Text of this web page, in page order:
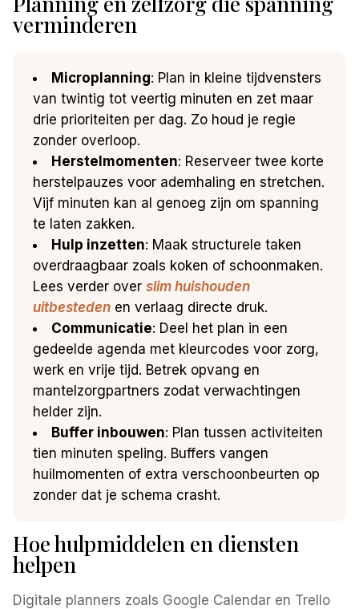
verminderen
Microplanning: Plan in kleine tijdvensters
van twintig tot veertig minuten en zet maar
drie prioriteiten per dag. Zo houd je regie
zonder overloop.
Herstelmomenten: Reserveer twee korte
herstelpauzes voor ademhaling en stretchen.
Vijf minuten kan al genoeg zijn om spanning
te laten zakken.
Hulp inzetten: Maak structurele taken
overdraagbaar zoals koken of schoonmaken.
Lees verder overslim huishouden
uitbesteden en verlaag directe druk.
Communicatie: Deel het plan in een
gedeelde agenda met kleurcodes voor zorg,
werk en vrije tijd. Betrek opvang en
mantelzorgpartners zodat verwachtingen
helder zijn.
Buffer inbouwen: Plan tussen activiteiten
tien minuten speling. Buffers vangen
huilmomenten of extra verschoonbeurten op
zonder dat je schema crasht.
Hoe hulpmiddelen en diensten
helpen
Digitale planners zoals Google Calendar en Trello